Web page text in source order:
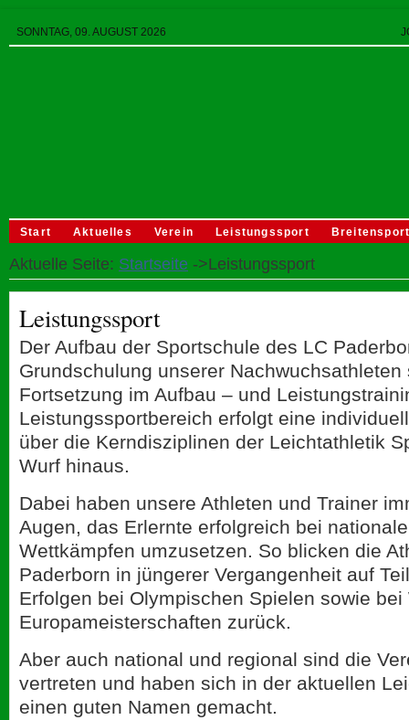
SONNTAG, 09. AUGUST 2026
Start Aktuelles Verein Leistungssport
Aktuelle Seite: Startseite ->Leistungssport
Leistungssport
Der Aufbau der Sportschule des LC
Grundschulung unserer
Fortsetzung im Aufbau – und
Leistungssportbereich erfolgt eine
über die Kerndisziplinen der Leichtathletik
Wurf hinaus.
Dabei haben unsere Athleten und Trainer
Augen, das Erlernte erfolgreich bei
Wettkämpfen umzusetzen. So blicken die
Paderborn in jüngerer Vergangenheit auf
Erfolgen bei Olympischen Spielen sowie bei
Europameisterschaften zurück.
Aber auch national und regional sind die
vertreten und haben sich in der aktuellen
einen guten Namen gemacht.